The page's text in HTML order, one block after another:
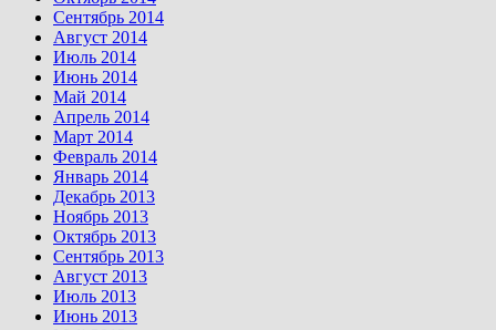
Сентябрь 2014
Август 2014
Июль 2014
Июнь 2014
Май 2014
Апрель 2014
Март 2014
Февраль 2014
Январь 2014
Декабрь 2013
Ноябрь 2013
Октябрь 2013
Сентябрь 2013
Август 2013
Июль 2013
Июнь 2013